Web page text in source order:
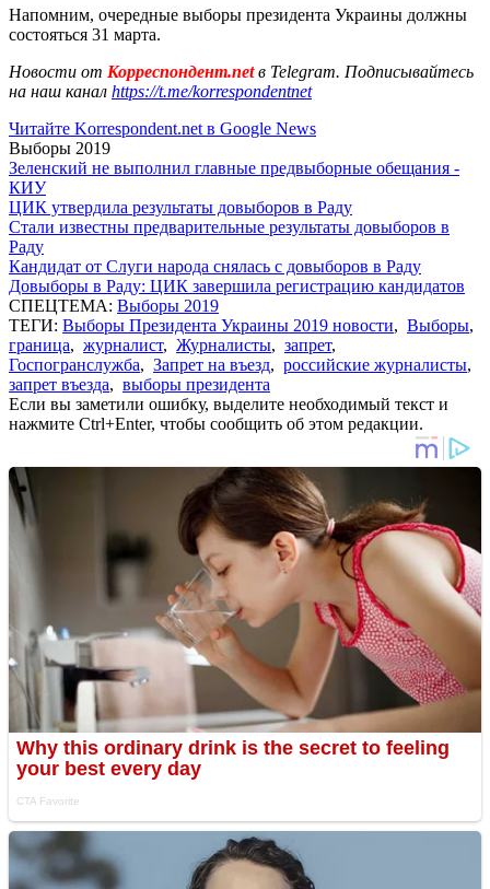
Напомним, очередные выборы президента Украины должны
состояться 31 марта.
Новости от Корреспондент.netв Telegram. Подписывайтесь
на наш канал https://t.me/korrespondentnet
Читайте Korrespondent.net в Google News
Выборы 2019
Зеленский не выполнил главные предвыборные обещания -
КИУ
ЦИК утвердила результаты довыборов в Раду
Стали известны предварительные результаты довыборов в
Раду
Кандидат от Слуги народа снялась с довыборов в Раду
Довыборы в Раду: ЦИК завершила регистрацию кандидатов
СПЕЦТЕМА: Выборы 2019
ТЕГИ: Выборы Президента Украины 2019 новости, Выборы,
граница, журналист, Журналисты, запрет,
Госпогранслужба, Запрет на въезд, российские журналисты,
запрет въезда, выборы президента
Если вы заметили ошибку, выделите необходимый текст и
нажмите Ctrl+Enter, чтобы сообщить об этом редакции.